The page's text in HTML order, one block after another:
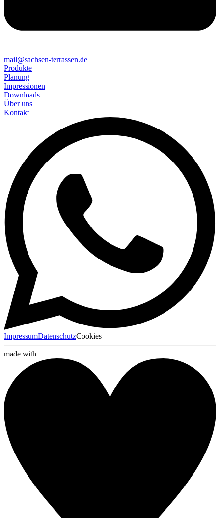
mail@sachsen-terrassen.de
Produkte
Planung
Impressionen
Downloads
Über uns
Kontakt
ImpressumDatenschutzCookies
made with